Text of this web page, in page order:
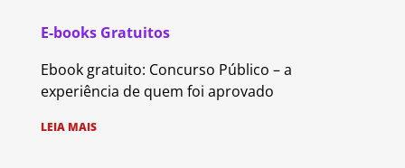
E-books Gratuitos
Ebook gratuito: Concurso Público – a
experiência de quem foi aprovado
LEIA MAIS